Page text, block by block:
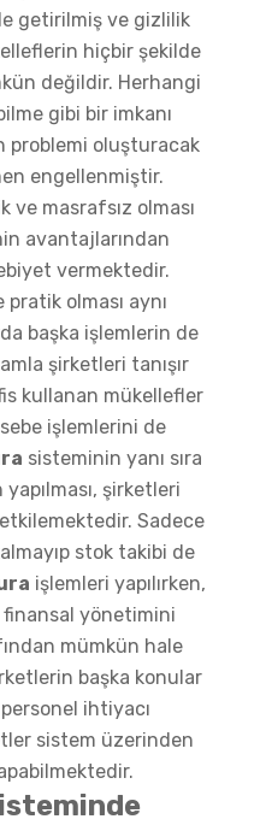
getirilmiş ve gizlilik
hiçbir şekilde
değildir. Herhangi
gibi bir imkanı
problemi oluşturacak
engellenmiştir.
masrafsız olması
avantajlarından
vermektedir.
olması aynı
başka işlemlerin de
şirketleri tanışır
kullanan mükellefler
işlemlerini de
sisteminin yanı sıra
şirketleri
Sadece
stok takibi de
işlemleri yapılırken,
yönetimini
mümkün hale
başka konular
ihtiyacı
sistem üzerinden